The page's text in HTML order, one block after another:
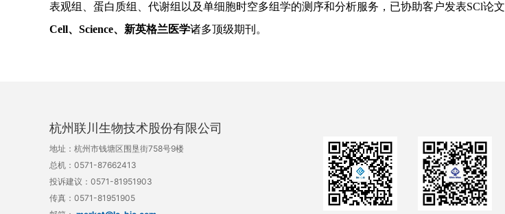
表观组、蛋白质组、代谢组以及单细胞时空多组学的测序和分析服务，已协助客户发表SCl论文
Cell、Science、新英格兰医学诸多顶级期刊。
杭州联川生物技术股份有限公司
地址： 杭州市钱塘区围垦街758号9楼
总机： 0571-87662413
投诉建议： 0571-81951903
传真： 0571-81951905